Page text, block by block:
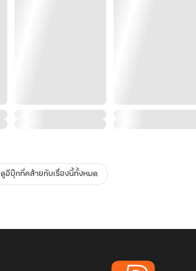
ดูอีบุ๊กที่คล้ายกับเรื่องนี้ทั้งหมด